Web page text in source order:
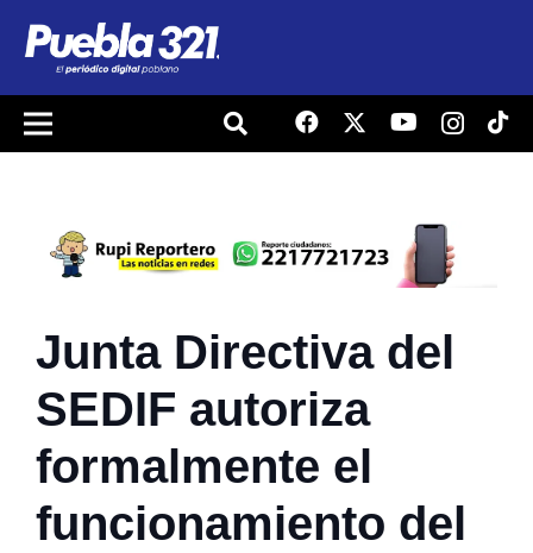
Junta Directiva del
SEDIF autoriza
formalmente el
funcionamiento del